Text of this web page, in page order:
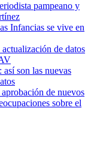
pampeano y
Infancias se vive en
de datos
son las nuevas
de nuevos
sobre el